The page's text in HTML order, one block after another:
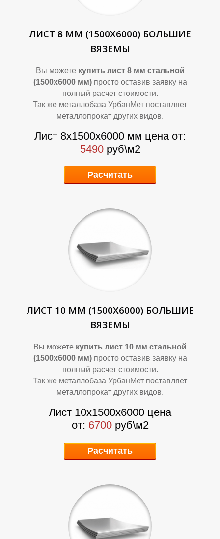
Т
П
ЛИСТ 8 ММ (1500Х6000) БОЛЬШИЕ
ВЯЗЕМЫ
Вы можете купить лист 8 мм стальной
(1500х6000 мм) просто оставив заявку на
полный расчет стоимости.
Так же металлобаза УрбанМет поставляет
металлопрокат других видов.
Лист 8х1500х6000 мм цена от:
5490руб\м2
Расчитать
ЛИСТ 10 ММ (1500Х6000) БОЛЬШИЕ
ВЯЗЕМЫ
Вы можете купить лист 10 мм стальной
(1500х6000 мм) просто оставив заявку на
полный расчет стоимости.
Так же металлобаза УрбанМет поставляет
металлопрокат других видов.
Лист 10х1500х6000 цена
от: 6700 руб\м2
Расчитать
Т
П